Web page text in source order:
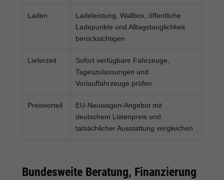
Laden
Ladeleistung, Wallbox, öffentliche
Ladepunkte und Alltagstauglichkeit
berücksichtigen
Lieferzeit
Sofort verfügbare Fahrzeuge,
Tageszulassungen und
Vorlauffahrzeuge prüfen
Preisvorteil
EU-Neuwagen-Angebot mit
deutschem Listenpreis und
tatsächlicher Ausstattung vergleichen
Bundesweite Beratung, Finanzierung